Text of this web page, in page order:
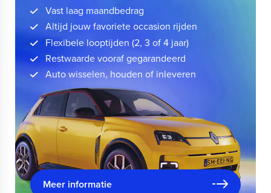
Vast laag maandbedrag
Altijd jouw favoriete occasion rijden
Flexibele looptijden (2, 3 of 4 jaar)
Restwaarde vooraf gegarandeerd
Auto wisselen, houden of inleveren
Meer informatie